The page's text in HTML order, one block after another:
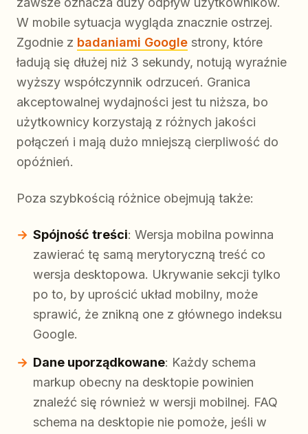
W mobile sytuacja wygląda znacznie ostrzej.
Zgodnie z badaniami Google strony, które
ładują się dłużej niż 3 sekundy, notują wyraźnie
wyższy współczynnik odrzuceń. Granica
akceptowalnej wydajności jest tu niższa, bo
użytkownicy korzystają z różnych jakości
połączeń i mają dużo mniejszą cierpliwość do
opóźnień.
Poza szybkością różnice obejmują także:
Spójność treści: Wersja mobilna powinna
zawierać tę samą merytoryczną treść co
wersja desktopowa. Ukrywanie sekcji tylko
po to, by uprościć układ mobilny, może
sprawić, że znikną one z głównego indeksu
Google.
Dane uporządkowane: Każdy schema
markup obecny na desktopie powinien
znaleźć się również w wersji mobilnej. FAQ
schema na desktopie nie pomoże, jeśli w